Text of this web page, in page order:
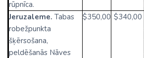
rūpnīca.
Jeruzaleme. Tabas
robežpunkta
šķērsošana,
peldēšanās Nāves
$350,00 $340,00